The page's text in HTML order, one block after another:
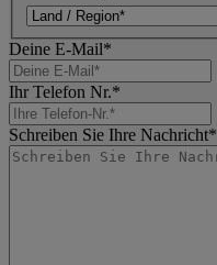
Deine E-Mail*
Ihr Telefon Nr.*
Schreiben Sie Ihre Nachricht*